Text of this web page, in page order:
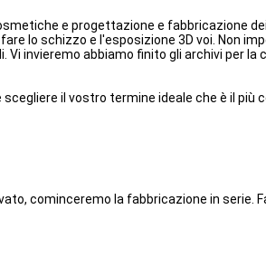
e progettazione e fabbricazione
lo schizzo e l'esposizione 3D voi. Non
invieremo abbiamo finito gli archivi per la
scegliere il vostro termine ideale che è il
cominceremo la fabbricazione in serie.